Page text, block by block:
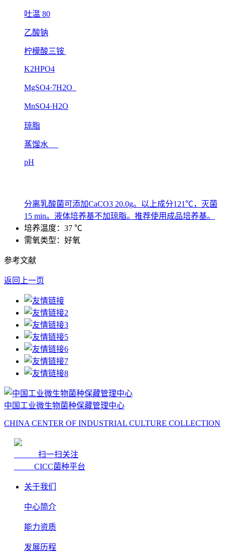
吐温 80
乙酸钠
柠檬酸三铵
K2HPO4
MgSO4·7H2O
MnSO4·H2O
琼脂
蒸馏水
pH
分离乳酸菌可添加CaCO3 20.0g。以上成分121℃，灭菌
15 min。液体培养基不加琼脂。推荐使用成品培养基。
培养温度：37 ℃
需氧类型：好氧
参考文献
返回上一页
中国工业微生物菌种保藏管理中心
CHINA CENTER OF INDUSTRIAL CULTURE COLLECTION
扫一扫关注
CICC菌种平台
关于我们
中心简介
能力资质
发展历程